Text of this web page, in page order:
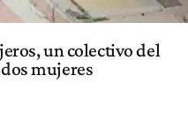
un colectivo del
mujeres